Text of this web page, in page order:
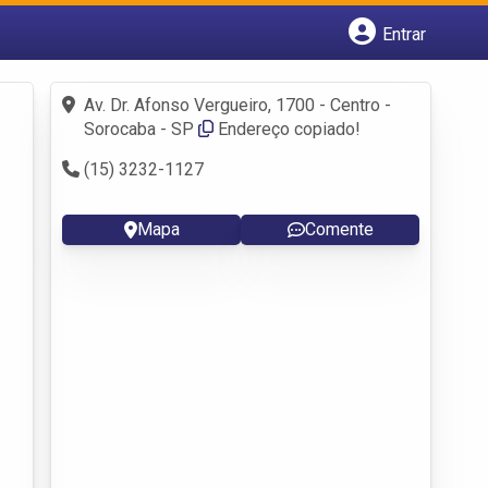
Entrar
Fazer login
Criar conta
Av. Dr. Afonso Vergueiro, 1700 - Centro -
Sorocaba - SP
Endereço copiado!
(15) 3232-1127
Mapa Comente